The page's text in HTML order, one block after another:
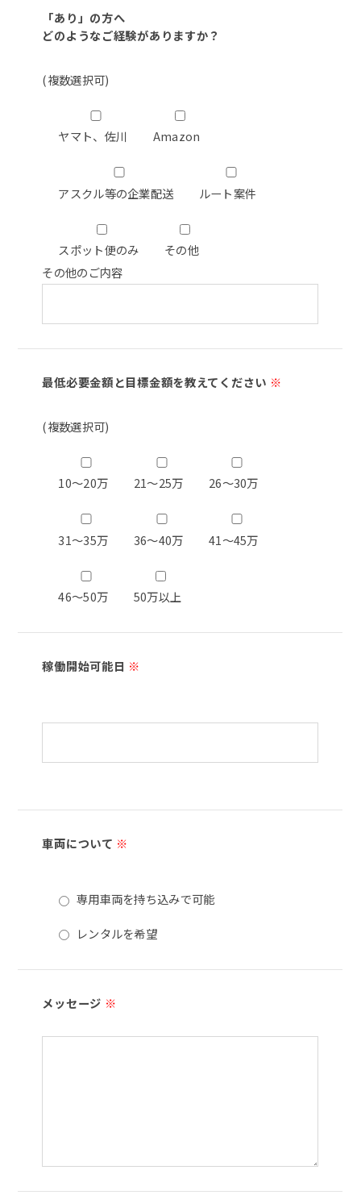
「あり」の方へ
どのようなご経験がありますか？
(複数選択可)
ヤマト、佐川 Amazon
アスクル等の企業配送 ルート案件
スポット便のみ
その他
その他のご内容
最低必要金額と目標金額を教えてください ※
(複数選択可)
10～20万 21～25万 26～30万
31～35万 36～40万 41～45万
46～50万 50万以上
稼働開始可能日 ※
車両について ※
専用車両を持ち込みで可能
レンタルを希望
メッセージ ※